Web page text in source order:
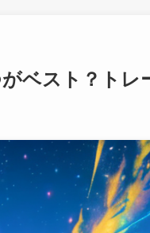
ベスト？トレ